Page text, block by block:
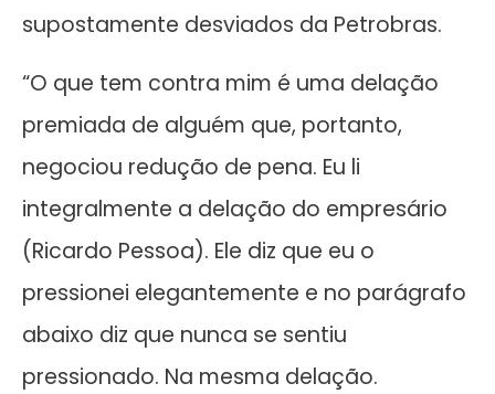
supostamente desviados da Petrobras.
“O que tem contra mim é uma delação
premiada de alguém que, portanto,
negociou redução de pena. Eu li
integralmente a delação do empresário
(Ricardo Pessoa). Ele diz que eu o
pressionei elegantemente e no parágrafo
abaixo diz que nunca se sentiu
pressionado. Na mesma delação.